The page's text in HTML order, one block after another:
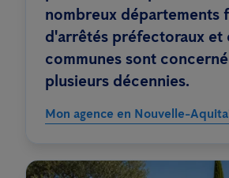
nombreux départements
d'arrêtés préfectoraux et
communes sont
plusieurs décennies.
Mon agence en Nouvelle-